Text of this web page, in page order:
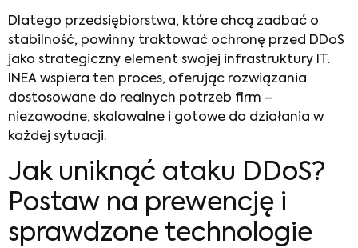
Dlatego przedsiębiorstwa, które chcą zadbać o
stabilność, powinny traktować ochronę przed DDoS
jako strategiczny element swojej infrastruktury IT.
INEA wspiera ten proces, oferując rozwiązania
dostosowane do realnych potrzeb firm –
niezawodne, skalowalne i gotowe do działania w
każdej sytuacji.
Jak uniknąć ataku DDoS?
Postaw na prewencję i
sprawdzone technologie